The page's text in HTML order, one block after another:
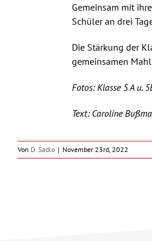
Gemeinsam mit
Schüler an drei
Die Stärkung der
gemeinsamen
Fotos: Klasse 5 A u.
Text: Caroline
Von D. Sadlo | November 23rd, 2022